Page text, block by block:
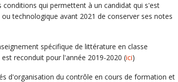
conditions qui permettent à un candidat qui s'est
technologique avant 2021 de conserver ses notes
spécifique de littérature en classe
reconduit pour l'année 2019-2020 (ici)
d'organisation du contrôle en cours de formation et